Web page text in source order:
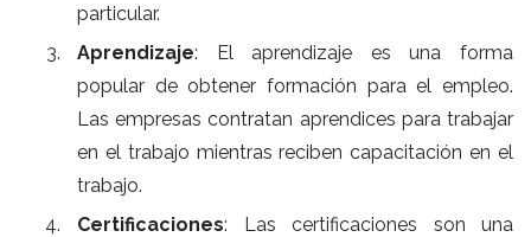
particular.
Aprendizaje: El aprendizaje es una forma
popular de obtener formación para el empleo.
Las empresas contratan aprendices para trabajar
en el trabajo mientras reciben capacitación en el
trabajo.
Certificaciones: Las certificaciones son una